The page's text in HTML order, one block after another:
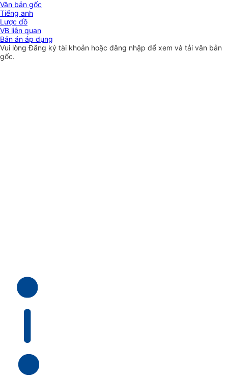
Văn bản gốc
Tiếng anh
Lược đồ
VB liên quan
Bản án áp dụng
Vui lòngĐăng ký tài khoản hoặc đăng nhập để xem và tải văn bản
gốc.